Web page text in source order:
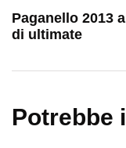
Paganello 2013
di ultimate
Potrebbe